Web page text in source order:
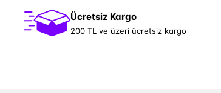
Ücretsiz Kargo
200 TL ve üzeri ücretsiz kargo